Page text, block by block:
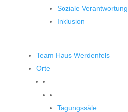
Soziale Verantwortung
Inklusion
Team Haus Werdenfels
Orte
Tagungssäle